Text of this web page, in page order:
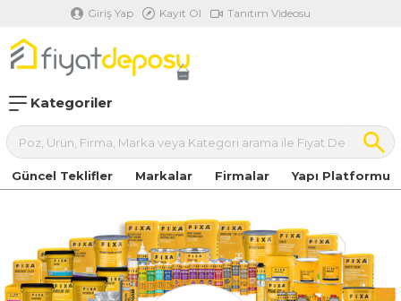
Giriş Yap Kayıt Ol Tanıtım Videosu
Kategoriler
Güncel Teklifler Markalar Firmalar Yapı Platformu